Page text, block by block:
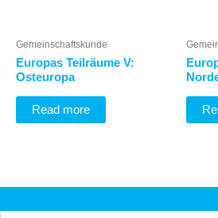
Gemeinschaftskunde
Europas Teilräume V:
Osteuropa
Read more